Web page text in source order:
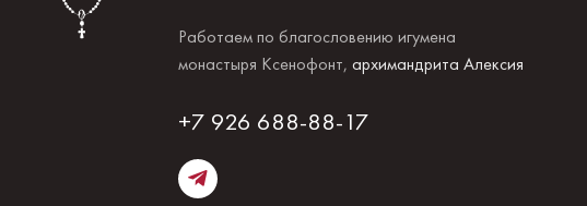
Работаем по благословению игумена
монастыря Ксенофонт, архимандрита Алексия
+7 926 688-88-17